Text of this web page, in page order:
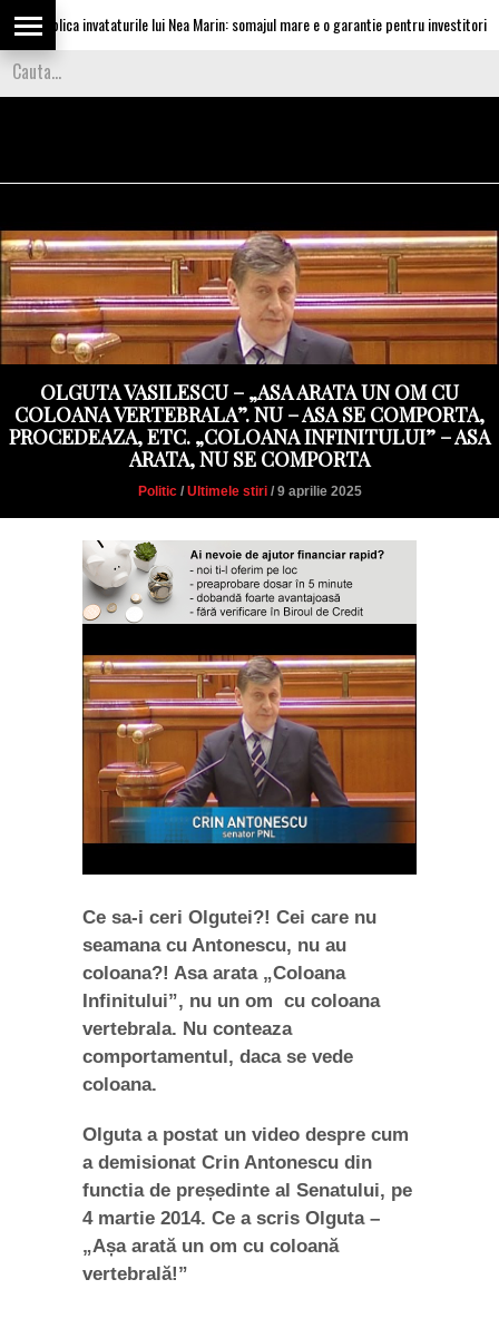
invataturile lui Nea Marin: somajul mare e o garantie pentru investitori
OLGUTA VASILESCU – „ASA ARATA UN OM CU
COLOANA VERTEBRALA”. NU – ASA SE COMPORTA,
PROCEDEAZA, ETC. „COLOANA INFINITULUI” – ASA
ARATA, NU SE COMPORTA
Politic/ Ultimele stiri/ 9 aprilie 2025
Ce sa-i ceri Olgutei?! Cei care nu
seamana cu Antonescu, nu au
coloana?! Asa arata „Coloana
Infinitului”, nu un om cu coloana
vertebrala. Nu conteaza
comportamentul, daca se vede
coloana.
Olguta a postat un video despre cum
a demisionat Crin Antonescu din
functia de președinte al Senatului, pe
4 martie 2014. Ce a scris Olguta –
„Așa arată un om cu coloană
vertebrală!”